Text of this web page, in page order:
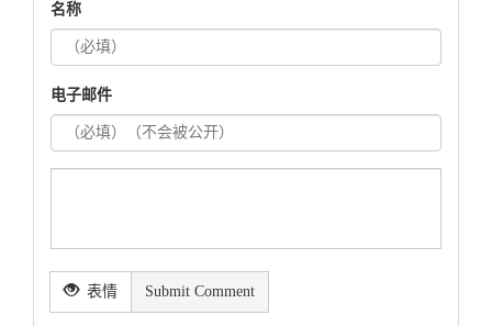
名称
电子邮件
表情 Submit Comment